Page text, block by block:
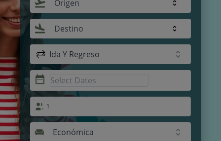
Origen
Destino
Ida Y Regreso
1
Económica